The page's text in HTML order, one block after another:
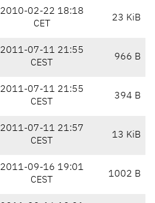
2010-02-22 18:18
CET
23 KiB
2011-07-11 21:55
CEST
966 B
2011-07-11 21:55
CEST
394 B
2011-07-11 21:57
CEST
13 KiB
2011-09-16 19:01
CEST
1002 B